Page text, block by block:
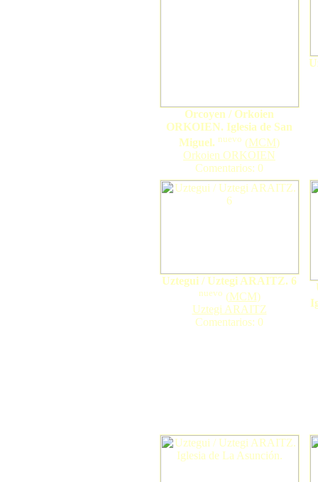
Orcoyen / Orkoien
ORKOIEN. Iglesia de San
Miguel. nuevo (MCM)
Orkoien ORKOIEN
Comentarios: 0
Uztegui / Uztegi ARAITZ. 6
nuevo (MCM)
Uztegi ARAITZ
Comentarios: 0